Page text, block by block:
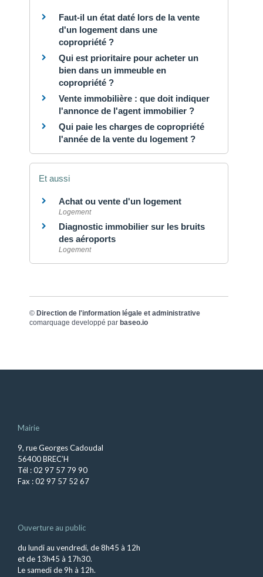
Faut-il un état daté lors de la vente
d'un logement dans une
copropriété ?
Qui est prioritaire pour acheter un
bien dans un immeuble en
copropriété ?
Vente immobilière : que doit indiquer
l'annonce de l'agent immobilier ?
Qui paie les charges de copropriété
l'année de la vente du logement ?
Et aussi
Achat ou vente d'un logement
Logement
Diagnostic immobilier sur les bruits
des aéroports
Logement
© Direction de l'information légale et administrative
comarquage developpé par baseo.io
Mairie
9, rue Georges Cadoudal
56400 BREC’H
Tél : 02 97 57 79 90
Fax : 02 97 57 52 67
Ouverture au public
du lundi au vendredi, de 8h45 à 12h
et de 13h45 à 17h30.
Le samedi de 9h à 12h.